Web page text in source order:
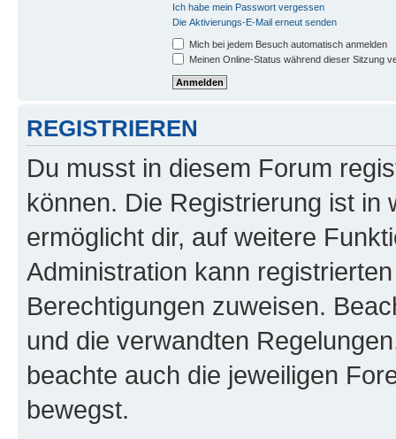
Ich habe mein Passwort vergessen
Die Aktivierungs-E-Mail erneut senden
Mich bei jedem Besuch automatisch anmelden
Meinen Online-Status während dieser Sitzung
REGISTRIEREN
Du musst in diesem Forum
können. Die Registrierung ist in
ermöglicht dir, auf weitere
Administration kann
Berechtigungen zuweisen.
und die verwandten
beachte auch die jeweiligen
bewegst.